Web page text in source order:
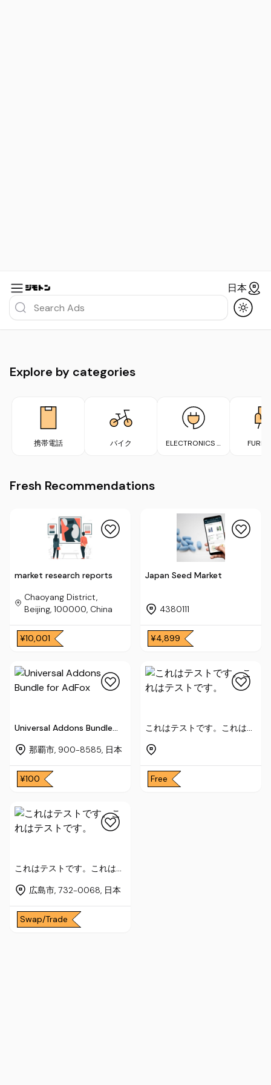
日本
Explore by categories
携帯電話 バイク
ELECTRONICS &
Fresh Recommendations
market research reports
Chaoyang District,
Beijing, 100000, China
¥10,001
Japan Seed Market
4380111
¥4,899
Universal Addons Bundle
那覇市, 900-8585, 日本
¥100
これはテストです。これはテ
Free
これはテストです。これはテ
広島市, 732-0068, 日本
Swap/Trade